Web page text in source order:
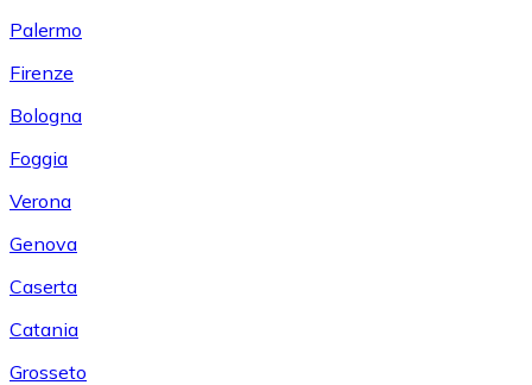
Palermo
Firenze
Bologna
Foggia
Verona
Genova
Caserta
Catania
Grosseto